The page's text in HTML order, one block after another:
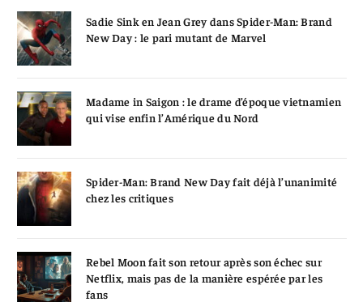
Sadie Sink en Jean Grey dans Spider-Man: Brand
New Day : le pari mutant de Marvel
Madame in Saigon : le drame d’époque vietnamien
qui vise enfin l’Amérique du Nord
Spider-Man: Brand New Day fait déjà l’unanimité
chez les critiques
Rebel Moon fait son retour après son échec sur
Netflix, mais pas de la manière espérée par les
fans